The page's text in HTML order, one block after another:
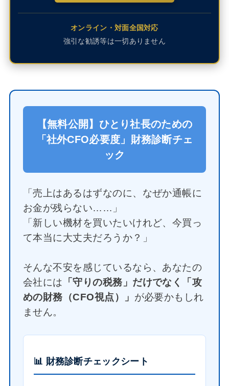
オンライン・対面全国対応
強引な勧誘等は一切ありません
【無料公開】ひとり社長のための
「社外CFO必要度」財務診断チェ
ック
「売上はあるはずなのに、なぜか通帳に
お金が残らない……」
「新しい機材を買いたいけれど、今買っ
て本当に大丈夫だろうか？」
そんな不安を感じているなら、あなたの
会社には 「守りの税務」だけでなく「攻
めの財務（CFO視点）」 が必要かもしれ
ません。
📊 財務診断チェックシート